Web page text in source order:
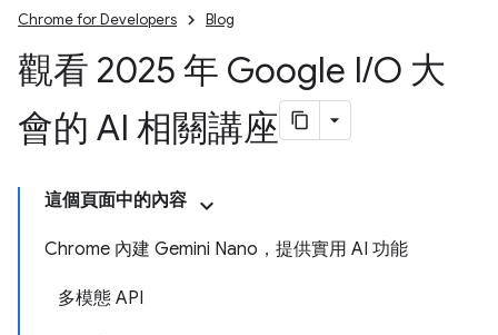
Chrome for Developers Blog
觀看 2025 年 Google I/O 大
會的 AI 相關講座
這個頁面中的內容
Chrome 內建 Gemini Nano，提供實用 AI 功能
多模態 API